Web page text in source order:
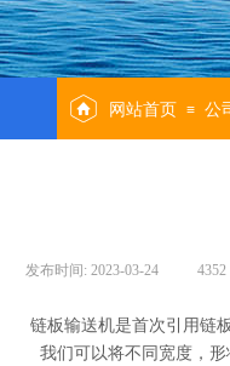
网站首页 ≡ 公
发布时间: 2023-03-24 4352
链板输送机是首次引用链
我们可以将不同宽度，形